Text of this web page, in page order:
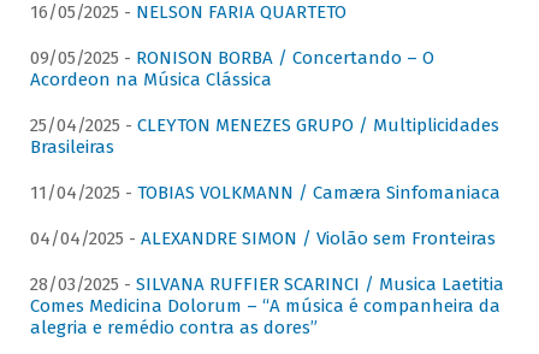
16/05/2025 - NELSON FARIA QUARTETO
09/05/2025 - RONISON BORBA / Concertando – O
Acordeon na Música Clássica
25/04/2025 - CLEYTON MENEZES GRUPO / Multiplicidades
Brasileiras
11/04/2025 - TOBIAS VOLKMANN / Camæra Sinfomaniaca
04/04/2025 - ALEXANDRE SIMON / Violão sem Fronteiras
28/03/2025 - SILVANA RUFFIER SCARINCI / Musica Laetitia
Comes Medicina Dolorum – “A música é companheira da
alegria e remédio contra as dores”